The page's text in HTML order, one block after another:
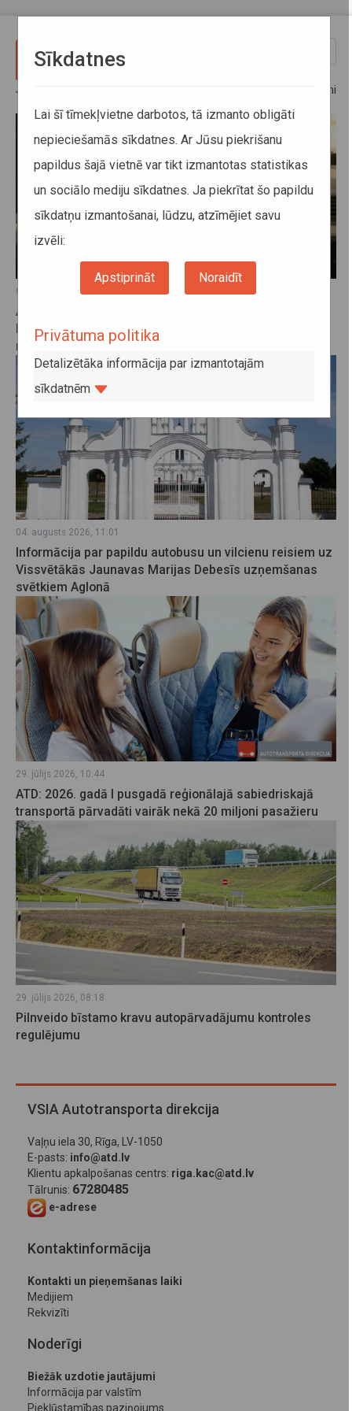
JAUNUMI
07. augusts 2026, 08:30
ATD reģistrējusi jaunu mobilo lietotni
komercpārvadājumu ar vieglo automobili pakalpojumu
nodrošināšanai – “GURU”
04. augusts 2026, 11:01
Informācija par papildu autobusu un vilcienu reisiem uz
Vissvētākās Jaunavas Marijas Debesīs uzņemšanas
svētkiem Aglonā
29. jūlijs 2026, 10:44
ATD: 2026. gadā I pusgadā reģionālajā sabiedriskajā
transportā pārvadāti vairāk nekā 20 miljoni pasažieru
29. jūlijs 2026, 08:18
Pilnveido bīstamo kravu autopārvadājumu kontroles
regulējumu
VSIA Autotransporta direkcija
Vaļņu iela 30, Rīga, LV-1050
E-pasts: info@atd.lv
Klientu apkalpošanas centrs: riga.kac@atd.lv
Tālrunis: 67280485
e-adrese
Kontaktinformācija
Kontakti un pieņemšanas laiki
Medijiem
Rekvizīti
Noderīgi
Biežāk uzdotie jautājumi
Informācija par valstīm
Piekļūstamības paziņojums
Sīkdatnes
Lai šī tīmekļvietne darbotos, tā izmanto obligāti
nepieciešamās sīkdatnes. Ar Jūsu piekrišanu
papildus šajā vietnē var tikt izmantotas statistikas
un sociālo mediju sīkdatnes. Ja piekrītat šo papildu
sīkdatņu izmantošanai, lūdzu, atzīmējiet savu
izvēli:
Apstiprināt Noraidīt
Privātuma politika
Detalizētāka informācija par izmantotajām
sīkdatnēm